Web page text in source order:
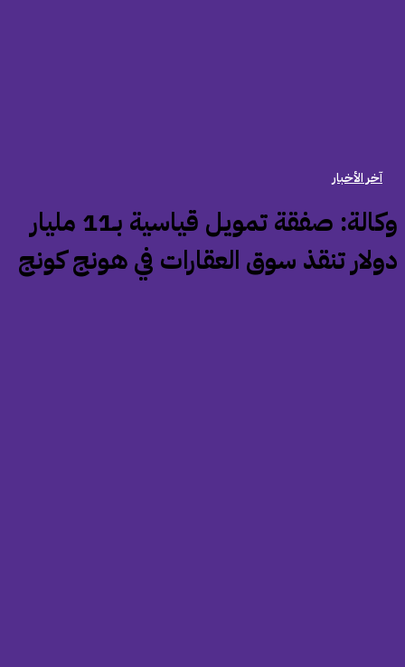
آخر الأخبار
‏وكالة: صفقة تمويل قياسية بـ11 مليار
تنقذ سوق العقارات في هونج كونج